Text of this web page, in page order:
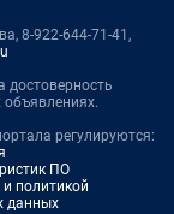
8-922-644-71-41,
достоверность
регулируются:
ПО
политикой
данных